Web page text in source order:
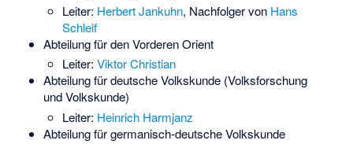
Leiter: Herbert Jankuhn, Nachfolger von Hans
Schleif
Abteilung für den Vorderen Orient
Leiter:Viktor Christian
Abteilung für deutsche Volkskunde (Volksforschung
und Volkskunde)
Leiter: Heinrich Harmjanz
Abteilung für germanisch-deutsche Volkskunde